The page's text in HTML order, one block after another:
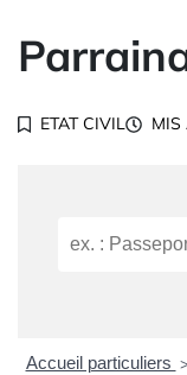
ETAT CIVIL MIS
Accueil particuliers >